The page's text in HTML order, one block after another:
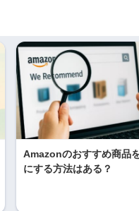
Amazonのおすすめ商品
にする方法はある？